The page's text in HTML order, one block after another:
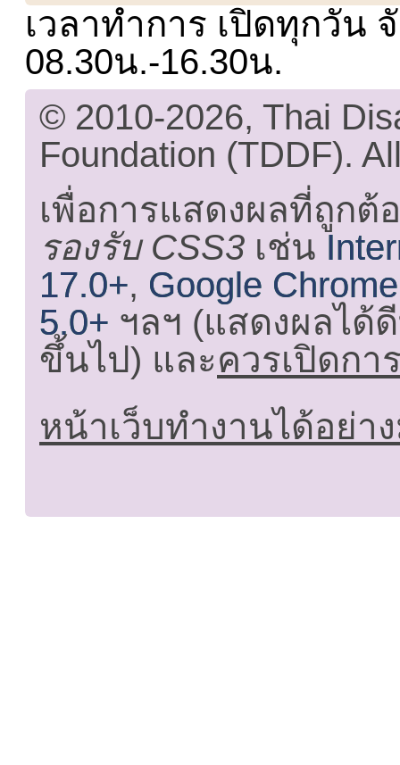
เวลาทำการ เปิดทุกวัน
08.30น.-16.30น.
© 2010-2026, Thai
Foundation (TDDF).
เพื่อการแสดงผลที่ถูกต้
รองรับ CSS3 เช่น
17.0+, Google
5.0+ ฯลฯ (แสดงผลได้
ขึ้นไป) และควรเปิดกา
หน้าเว็บทำงานได้อย่า